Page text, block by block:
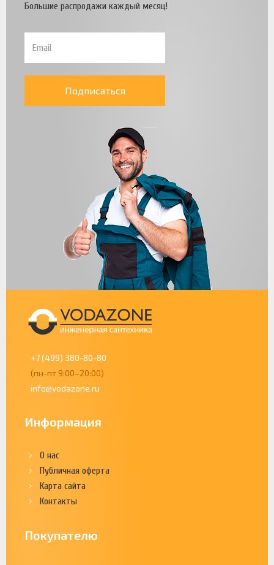
Большие распродажи каждый месяц!
Подписаться
+7 (499) 380-80-80
(пн-пт 9:00–20:00)
info@vodazone.ru
Информация
О нас
Публичная оферта
Карта сайта
Контакты
Покупателю